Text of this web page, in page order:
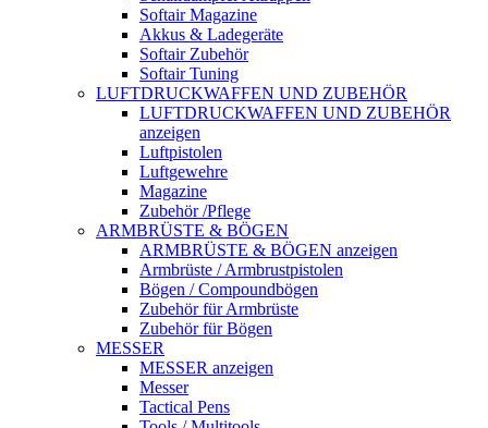
Softair Magazine
Akkus & Ladegeräte
Softair Zubehör
Softair Tuning
LUFTDRUCKWAFFEN UND ZUBEHÖR
LUFTDRUCKWAFFEN UND ZUBEHÖR
anzeigen
Luftpistolen
Luftgewehre
Magazine
Zubehör /Pflege
ARMBRÜSTE & BÖGEN
ARMBRÜSTE & BÖGEN anzeigen
Armbrüste / Armbrustpistolen
Bögen / Compoundbögen
Zubehör für Armbrüste
Zubehör für Bögen
MESSER
MESSER anzeigen
Messer
Tactical Pens